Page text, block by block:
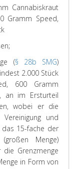
Cannabiskraut
Gramm Speed,
(§ 28b SMG)
2.000 Stück
600 Gramm
an im Ersturteil
wobei er die
und
15-fache der
Menge)
Grenzmenge
in Form von